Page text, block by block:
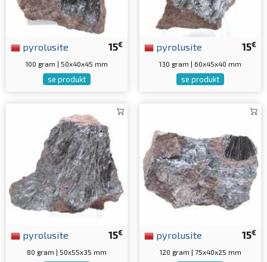
15€
pyrolusite
100 gram | 50x40x45 mm
se produkt
15€
pyrolusite
130 gram | 60x45x40 mm
se produkt
15€
pyrolusite
80 gram | 50x55x35 mm
15€
pyrolusite
120 gram | 75x40x25 mm